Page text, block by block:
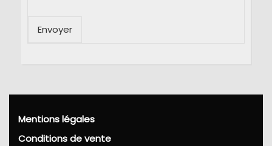
Envoyer
Mentions légales
Conditions de vente